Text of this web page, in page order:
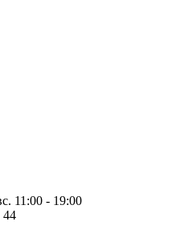
11:00 - 19:00
44